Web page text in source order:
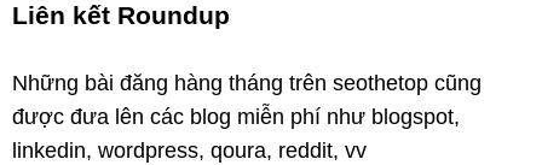
Liên kết Roundup
Những bài đăng hàng tháng trên seothetop cũng
được đưa lên các blog miễn phí như blogspot,
linkedin, wordpress, qoura, reddit, vv